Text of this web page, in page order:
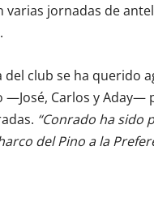
varias jornadas de
del club se ha querido
—José, Carlos y
“Conrado ha sido
del Pino a la